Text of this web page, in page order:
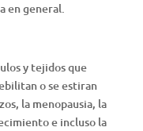
en general.
y tejidos que
o se estiran
la menopausia, la
e incluso la